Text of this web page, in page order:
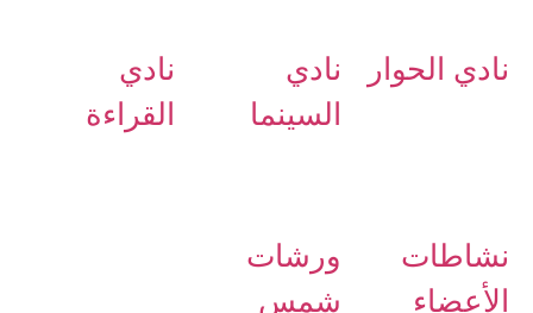
نادي الحوار
نادي
السينما
نادي
القراءة
نشاطات
الأعضاء
ورشات
شمس